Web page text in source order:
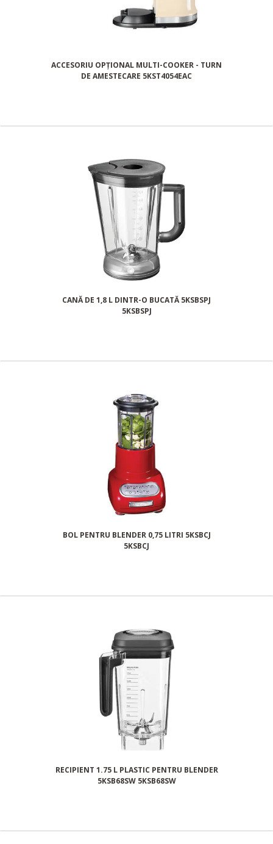
ACCESORIU OPȚIONAL MULTI-COOKER - TURN
DE AMESTECARE 5KST4054EAC
CANĂ DE 1,8 L DINTR-O BUCATĂ 5KSBSPJ
5KSBSPJ
BOL PENTRU BLENDER 0,75 LITRI 5KSBCJ
5KSBCJ
RECIPIENT 1.75 L PLASTIC PENTRU BLENDER
5KSB68SW 5KSB68SW